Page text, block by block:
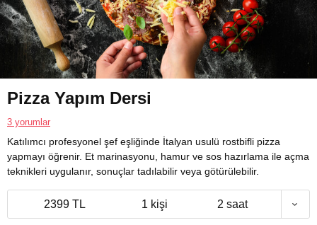
Pizza Yapım Dersi
3 yorumlar
Katılımcı profesyonel şef eşliğinde İtalyan usulü rostbifli pizza
yapmayı öğrenir. Et marinasyonu, hamur ve sos hazırlama ile açma
teknikleri uygulanır, sonuçlar tadılabilir veya götürülebilir.
2399 TL 1 kişi 2 saat